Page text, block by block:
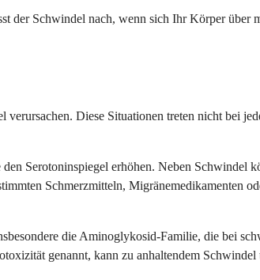
der Schwindel nach, wenn sich Ihr Körper über
Diese Situationen treten nicht bei
Serotoninspiegel erhöhen. Neben Schwindel
Schmerzmitteln, Migränemedikamenten
die Aminoglykosid-Familie, die bei
genannt, kann zu anhaltendem Schwindel